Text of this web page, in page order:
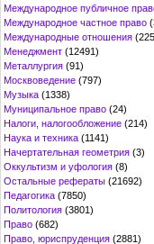
Международное публичное
Международное частное право
Международные отношения
Менеджмент (12491)
Металлургия (91)
Москвоведение (797)
Музыка (1338)
Муниципальное право (24)
Налоги, налогообложение (214)
Наука и техника (1141)
Начертательная геометрия (3)
Оккультизм и уфология (8)
Остальные рефераты (21692)
Педагогика (7850)
Политология (3801)
Право (682)
Право, юриспруденция (2881)